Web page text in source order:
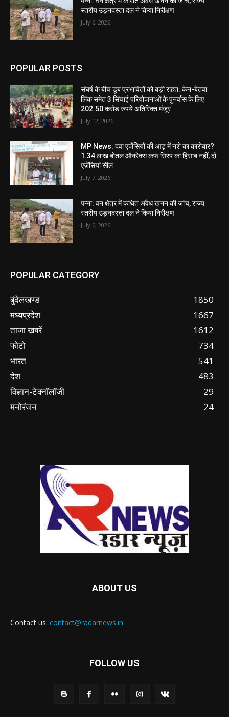
स्तरीय उड़नदस्ता दल ने किया निरीक्षण
July 6, 2026
POPULAR POSTS
संघर्ष के बीच डूब प्रभावितों को बड़ी राहत: केन-बेतवा
लिंक समेत 3 सिंचाई परियोजनाओं के पुनर्वास के लिए
202.50 करोड़ रुपये अतिरिक्त मंजूर
July 12, 2026
MP News: दवा एजेंसियों की आड़ में नशे का कारोबार?
1.34 लाख बोतल ऑनरेक्स कफ सिरप का हिसाब नहीं, दो
एजेंसियां सील
July 7, 2026
पन्ना: वन क्षेत्र में कथित अवैध खनन की जांच, राज्य
स्तरीय उड़नदस्ता दल ने किया निरीक्षण
July 6, 2026
POPULAR CATEGORY
बुंदेलखण्ड
1850
मध्यप्रदेश
1667
ताजा ख़बरें
1612
फोटो
734
भारत
541
देश
483
विज्ञान-टेक्नॉलॉजी
29
मनोरंजन
24
ABOUT US
Contact us: contact@radarnews.in
FOLLOW US